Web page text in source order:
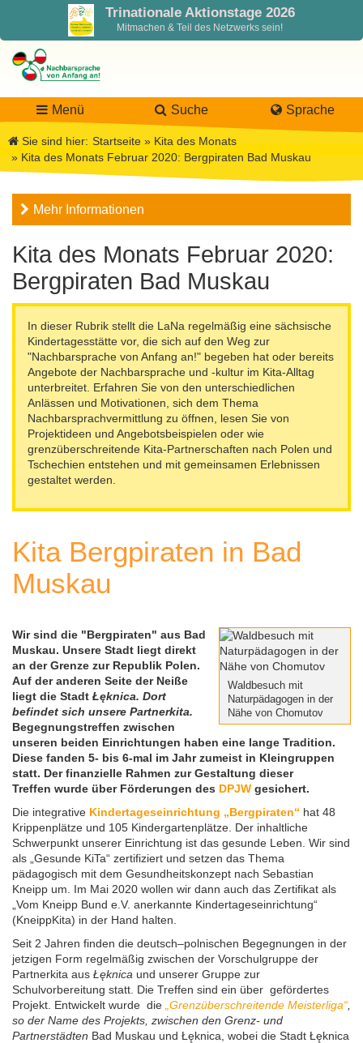
Trinationale Aktionstage 2026
Mitmachen & Teil des Netzwerks sein!
Menü Suche Sprache
Über LaNa
Unser Leitbild
DPJW Zentralstelle
Team
Kontakt
Aktuelles
Blog LaNa
Newsletter
Termine, Veranstaltungen
Feste, Feiertage, Schulferien
Ausschreibungen
Förderung
Materialien
Materialbibliothek
Wegweiser NiKiS
Elternratgeber
Serie Biedronka, Maus & Žába
Nachbarsprachkoffer
Wanderausstellung
Projekte
Interreg SN-CZ 2021-2026
Interreg BB-PL 2021-2027
Interreg PLSN 2014-2020
Modellprojekte 2019/2020
Aktionstage
Aktionslandkarte
Mitwirkung anmelden
Informationen für Mitwirkende
Übersicht Mitwirkende
Archiv
Aktionstage 2025
Aktionstage 2024
Tag der Nachbarsprachen 2023
Sie sind hier: Startseite » Kita des Monats
» Kita des Monats Februar 2020: Bergpiraten Bad Muskau
Mehr Informationen
Kita des Monats Februar 2020:
Bergpiraten Bad Muskau
In dieser Rubrik stellt die LaNa regelmäßig eine sächsische
Kindertagesstätte vor, die sich auf den Weg zur
"Nachbarsprache von Anfang an!" begeben hat oder bereits
Angebote der Nachbarsprache und -kultur im Kita-Alltag
unterbreitet. Erfahren Sie von den unterschiedlichen
Anlässen und Motivationen, sich dem Thema
Nachbarsprachvermittlung zu öffnen, lesen Sie von
Projektideen und Angebotsbeispielen oder wie
grenzüberschreitende Kita-Partnerschaften nach Polen und
Tschechien entstehen und mit gemeinsamen Erlebnissen
gestaltet werden.
Kita Bergpiraten in Bad
Muskau
Waldbesuch mit
Naturpädagogen in der
Nähe von Chomutov
Wir sind die "Bergpiraten" aus Bad
Muskau. Unsere Stadt liegt direkt
an der Grenze zur Republik Polen.
Auf der anderen Seite der Neiße
liegt die Stadt Łęknica. Dort
befindet sich unsere Partnerkita.
Begegnungstreffen zwischen
unseren beiden Einrichtungen haben eine lange Tradition.
Diese fanden 5- bis 6-mal im Jahr zumeist in Kleingruppen
statt. Der finanzielle Rahmen zur Gestaltung dieser
Treffen wurde über Förderungen des DPJW gesichert.
Die integrative Kindertageseinrichtung „Bergpiraten“ hat 48
Krippenplätze und 105 Kindergartenplätze. Der inhaltliche
Schwerpunkt unserer Einrichtung ist das gesunde Leben. Wir sind
als „Gesunde KiTa“ zertifiziert und setzen das Thema
pädagogisch mit dem Gesundheitskonzept nach Sebastian
Kneipp um. Im Mai 2020 wollen wir dann auch das Zertifikat als
„Vom Kneipp Bund e.V. anerkannte Kindertageseinrichtung“
(KneippKita) in der Hand halten.
Seit 2 Jahren finden die deutsch–polnischen Begegnungen in der
jetzigen Form regelmäßig zwischen der Vorschulgruppe der
Partnerkita aus Łęknica und unserer Gruppe zur
Schulvorbereitung statt. Die Treffen sind ein über gefördertes
Projekt. Entwickelt wurde die „Grenzüberschreitende Meisterliga“
so der Name des Projekts, zwischen den Grenz- und
Partnerstädten Bad Muskau und Łęknica, wobei die Stadt Łęknica